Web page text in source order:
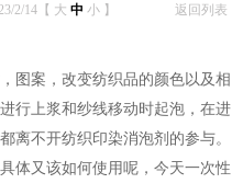
2/14【 大 中 小 】 返回列表
案，改变纺织品的颜色以及相
行上浆和纱线移动时起泡，在进
离不开纺织印染消泡剂的参与。
体又该如何使用呢，今天一次性